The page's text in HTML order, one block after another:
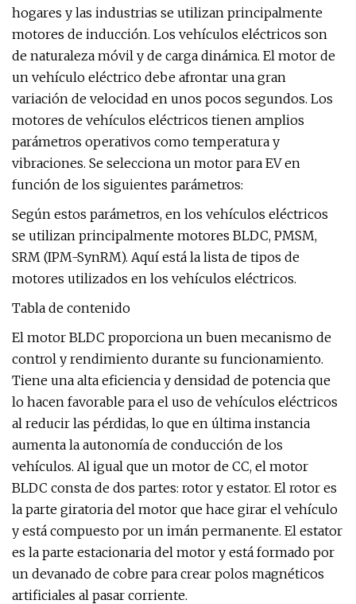
hogares y las industrias se utilizan principalmente
motores de inducción. Los vehículos eléctricos son
de naturaleza móvil y de carga dinámica. El motor de
un vehículo eléctrico debe afrontar una gran
variación de velocidad en unos pocos segundos. Los
motores de vehículos eléctricos tienen amplios
parámetros operativos como temperatura y
vibraciones. Se selecciona un motor para EV en
función de los siguientes parámetros:
Según estos parámetros, en los vehículos eléctricos
se utilizan principalmente motores BLDC, PMSM,
SRM (IPM-SynRM). Aquí está la lista de tipos de
motores utilizados en los vehículos eléctricos.
Tabla de contenido
El motor BLDC proporciona un buen mecanismo de
control y rendimiento durante su funcionamiento.
Tiene una alta eficiencia y densidad de potencia que
lo hacen favorable para el uso de vehículos eléctricos
al reducir las pérdidas, lo que en última instancia
aumenta la autonomía de conducción de los
vehículos. Al igual que un motor de CC, el motor
BLDC consta de dos partes: rotor y estator. El rotor es
la parte giratoria del motor que hace girar el vehículo
y está compuesto por un imán permanente. El estator
es la parte estacionaria del motor y está formado por
un devanado de cobre para crear polos magnéticos
artificiales al pasar corriente.